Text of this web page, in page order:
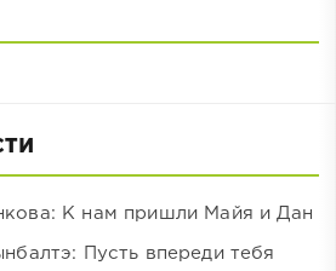
К нам пришли Майя и Дан
Пусть впереди тебя